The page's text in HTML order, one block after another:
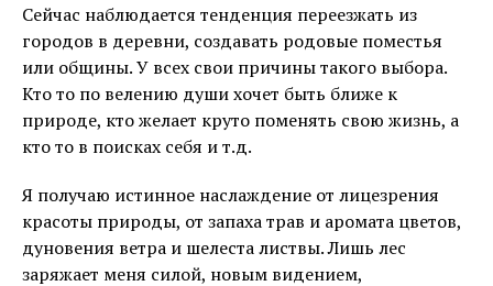
Сейчас наблюдается тенденция переезжать из
городов в деревни, создавать родовые поместья
или общины. У всех свои причины такого выбора.
Кто то по велению души хочет быть ближе к
природе, кто желает круто поменять свою жизнь, а
кто то в поисках себя и т.д.
Я получаю истинное наслаждение от лицезрения
красоты природы, от запаха трав и аромата цветов,
дуновения ветра и шелеста листвы. Лишь лес
заряжает меня силой, новым видением,